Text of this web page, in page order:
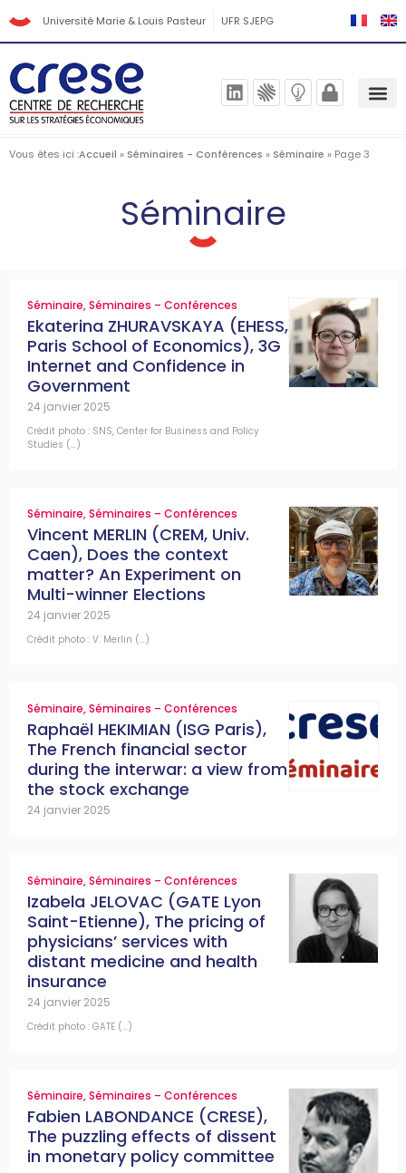
Université Marie & Louis Pasteur UFR SJEPG
Vous êtes ici :Accueil » Séminaires - Conférences » Séminaire » Page 3
Séminaire
Séminaire,Séminaires – Conférences
Ekaterina ZHURAVSKAYA (EHESS,
Paris School of Economics), 3G
Internet and Confidence in
Government
24 janvier 2025
Crédit photo : SNS, Center for Business and Policy
Studies (…)
Séminaire,Séminaires – Conférences
Vincent MERLIN (CREM, Univ.
Caen), Does the context
matter? An Experiment on
Multi-winner Elections
24 janvier 2025
Crédit photo : V. Merlin (…)
Séminaire,Séminaires – Conférences
Raphaël HEKIMIAN (ISG Paris),
The French financial sector
during the interwar: a view from
the stock exchange
24 janvier 2025
Séminaire,Séminaires – Conférences
Izabela JELOVAC (GATE Lyon
Saint-Etienne), The pricing of
physicians’ services with
distant medicine and health
insurance
24 janvier 2025
Crédit photo : GATE (…)
Séminaire,Séminaires – Conférences
Fabien LABONDANCE (CRESE),
The puzzling effects of dissent
in monetary policy committee